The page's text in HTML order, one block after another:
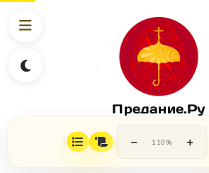
Предание.Ру
− 110% +